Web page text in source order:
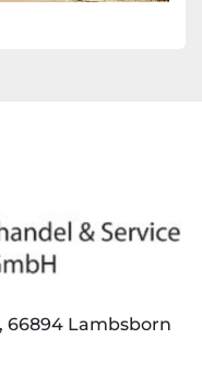
66894 Lambsborn